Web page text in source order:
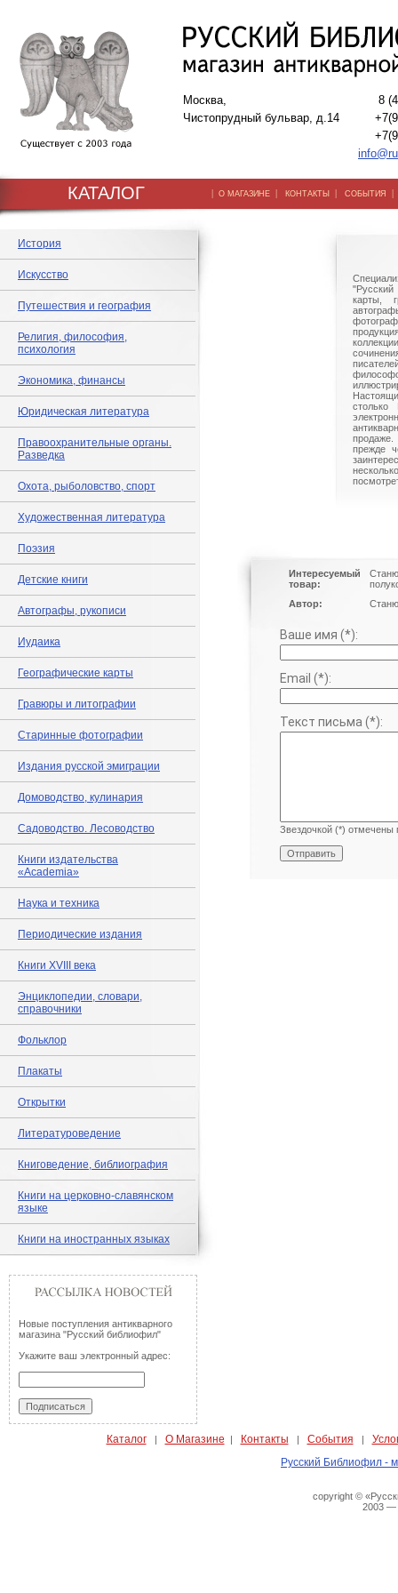
Москва,
Чистопрудный бульвар, д.14
8
КАТАЛОГ | О МАГАЗИНЕ | КОНТАКТЫ | СОБЫТИЯ
История
Искусство
Путешествия и география
Религия, философия,
психология
Экономика, финансы
Юридическая литература
Правоохранительные органы.
Разведка
Охота, рыболовство, спорт
Художественная литература
Поэзия
Детские книги
Автографы, рукописи
Иудаика
Географические карты
Гравюры и литографии
Старинные фотографии
Издания русской эмиграции
Домоводство, кулинария
Садоводство. Лесоводство
Книги издательства
«Academia»
Наука и техника
Периодические издания
Книги XVIII века
Энциклопедии, словари,
справочники
Фольклор
Плакаты
Открытки
Литературоведение
Книговедение, библиография
Книги на церковно-славянском
языке
Книги на иностранных языках
Новые поступления антикварного
магазина "Русский библиофил"
Укажите ваш электронный адрес:
"Русский
карты,
столько
прежде
Интересуемый
товар:
Автор:
Ваше имя (*):
Email (*):
Текст письма (*):
Звездочкой (*) отмечены
Каталог| О Магазине | Контакты | События |
Русский Библиофил -
copyright ©
2003 —